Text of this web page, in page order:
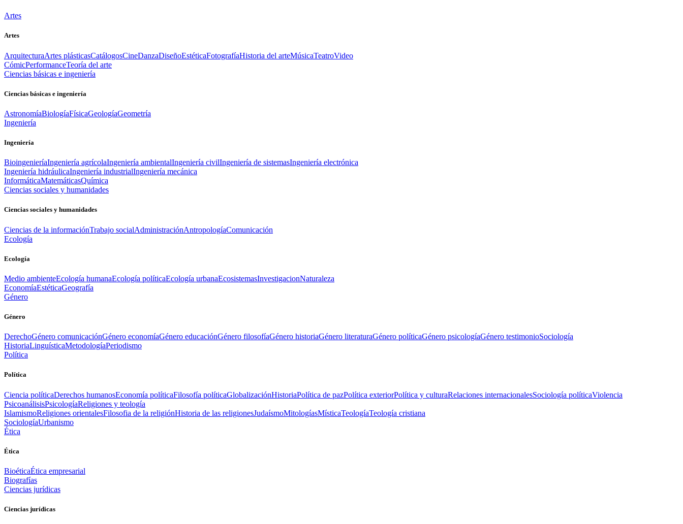
Artes
Artes
ArquitecturaArtes plásticasCatálogosCineDanzaDiseñoEstéticaFotografíaHistoria del arteMúsicaTeatroVideo
CómicPerformanceTeoría del arte
Ciencias básicas e ingeniería
Ciencias básicas e ingeniería
AstronomíaBiologíaFísicaGeologíaGeometría
Ingeniería
Ingeniería
BioingenieríaIngeniería agrícolaIngeniería ambientalIngeniería civilIngeniería de sistemasIngeniería electrónica
Ingeniería hidráulicaIngeniería industrialIngeniería mecánica
InformáticaMatemáticasQuímica
Ciencias sociales y humanidades
Ciencias sociales y humanidades
Ciencias de la informaciónTrabajo socialAdministraciónAntropologíaComunicación
Ecología
Ecología
Medio ambienteEcología humanaEcología políticaEcología urbanaEcosistemasInvestigacionNaturaleza
EconomíaEstéticaGeografía
Género
Género
DerechoGénero comunicaciónGénero economíaGénero educaciónGénero filosofíaGénero historiaGénero literaturaGénero políticaGénero psicologíaGénero testimonioSociología
HistoriaLinguísticaMetodologíaPeriodismo
Política
Política
Ciencia políticaDerechos humanosEconomía políticaFilosofía políticaGlobalizaciónHistoriaPolítica de pazPolítica exteriorPolítica y culturaRelaciones internacionalesSociología políticaViolencia
PsicoanálisisPsicologíaReligiones y teología
IslamismoReligiones orientalesFilosofia de la religiónHistoria de las religionesJudaísmoMitologíasMísticaTeologíaTeología cristiana
SociologíaUrbanismo
Ética
Ética
BioéticaÉtica empresarial
Biografías
Ciencias jurídicas
Ciencias jurídicas